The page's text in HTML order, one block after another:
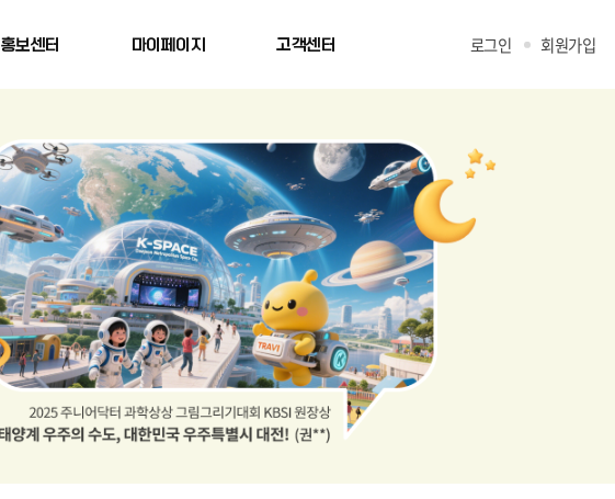
홍보센터 마이페이지 고객센터 로그인 회원가입